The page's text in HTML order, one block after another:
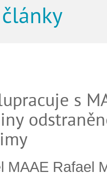
s
MAAE Rafael